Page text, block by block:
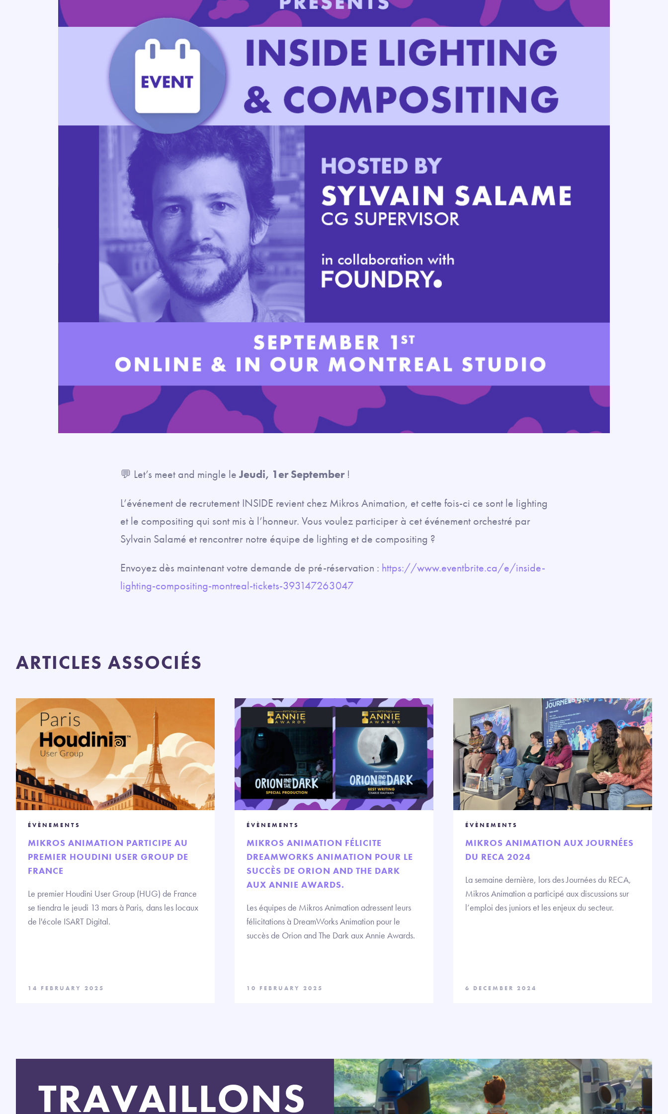
💬 Let’s meet and mingle leJeudi, 1er September !
L’événement de recrutement INSIDE revient chez Mikros Animation, et cette fois-ci ce sont le lighting
et le compositing qui sont mis à l’honneur. Vous voulez participer à cet événement orchestré par
Sylvain Salamé et rencontrer notre équipe de lighting et de compositing ?
Envoyez dès maintenant votre demande de pré-réservation : https://www.eventbrite.ca/e/inside-
lighting-compositing-montreal-tickets-393147263047
ARTICLES ASSOCIÉS
ÉVÈNEMENTS
MIKROS ANIMATION PARTICIPE AU
PREMIER HOUDINI USER GROUP DE
FRANCE
Le premier Houdini User Group (HUG) de France
se tiendra le jeudi 13 mars à Paris, dans les locaux
de l'école ISART Digital.
14 FEBRUARY 2025
ÉVÈNEMENTS
MIKROS ANIMATION FÉLICITE
DREAMWORKS ANIMATION POUR LE
SUCCÈS DE ORION AND THE DARK
AUX ANNIE AWARDS.
Les équipes de Mikros Animation adressent leurs
félicitations à DreamWorks Animation pour le
succès de Orion and The Dark aux Annie Awards.
10 FEBRUARY 2025
ÉVÈNEMENTS
MIKROS ANIMATION AUX JOURNÉES
DU RECA 2024
La semaine dernière, lors des Journées du RECA,
Mikros Animation a participé aux discussions sur
l’emploi des juniors et les enjeux du secteur.
6 DECEMBER 2024
TRAVAILLONS